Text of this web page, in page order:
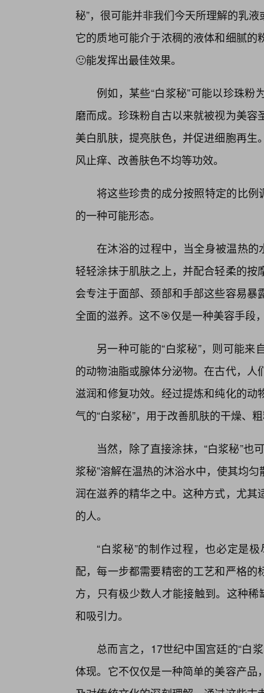
秘”，很可能并非我们今天所理解的乳
它的质地可能介于浓稠的液体和细腻
🙂能发挥出最佳效果。
例如，某些“白浆秘”可能以珍珠
磨而成。珍珠粉自古以来就被视为美
美白肌肤，提亮肤色，并促进细胞再
风止痒、改善肤色不均等功效。
将这些珍贵的成分按照特定的比例
的一种可能形态。
在沐浴的过程中，当全身被温热的
轻轻涂抹于肌肤之上，并配合轻柔的
会专注于面部、颈部和手部这些容易
全面的滋养。这不🎯仅是一种美容手段
另一种可能的“白浆秘”，则可能
的动物油脂或腺体分泌物。在古代，
滋润和修复功效。经过提炼和纯化的
气的“白浆秘”，用于改善肌肤的干燥、
当然，除了直接涂抹，“白浆秘”也
浆秘”溶解在温热的沐浴水中，使其均
润在滋养的精华之中。这种方式，尤
的人。
“白浆秘”的制作过程，也必定是
配，每一步都需要精密的工艺和严格
方，只有极少数人才能接触到。这种
和吸引力。
总而言之，17世纪中国宫廷的“白
体现。它不仅仅是一种简单的美容产